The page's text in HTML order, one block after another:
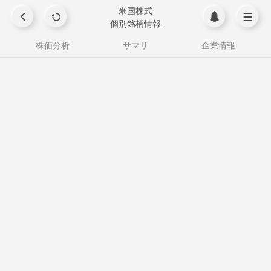
米国株式
個別銘柄情報
株価分析
サマリ 企業情報